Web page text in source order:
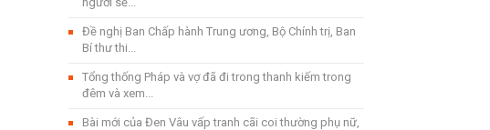
Đề nghị Ban Chấp hành Trung ương, Bộ Chính trị, Ban
Bí thư thi...
Tổng thống Pháp và vợ đã đi trong thanh kiếm trong
đêm và xem...
Bài mới của Đen Vâu vấp tranh cãi coi thường phụ nữ,